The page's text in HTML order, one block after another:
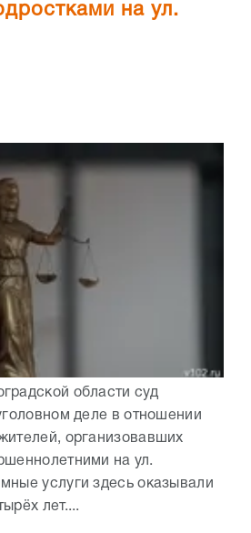
на ул.
области суд
деле в отношении
организовавших
на ул.
услуги здесь оказывали
лет....